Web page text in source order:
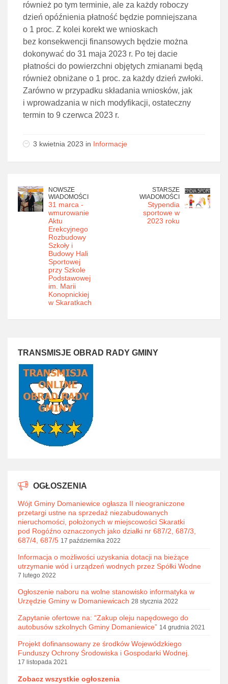
również po tym terminie, ale za każdy roboczy
dzień opóźnienia płatność będzie pomniejszana
o 1 proc. Z kolei korekt we wnioskach
bez konsekwencji finansowych będzie można
dokonywać do 31 maja 2023 r. Po tej dacie
płatności do powierzchni objętych zmianami będą
również obniżane o 1 proc. za każdy dzień zwłoki.
Zarówno w przypadku składania wniosków, jak
i wprowadzania w nich modyfikacji, ostateczny
termin to 9 czerwca 2023 r.
3 kwietnia 2023 in Informacje
NOWSZE
WIADOMOŚCI
31 marca -
wmurowanie
Aktu
Erekcyjnego
Rozbudowy
Szkoły i
Budowy Hali
Sportowej
przy Szkole
Podstawowej
im. Marii
Konopnickiej
w Skaratkach
STARSZE
WIADOMOŚCI
Stypendia
sportowe w
2023 roku
TRANSMISJE OBRAD RADY GMINY
OGŁOSZENIA
Wójt Gminy Domaniewice ogłasza II nieograniczone
przetargi ustne na sprzedaż niezabudowanych
nieruchomości, położonych w miejscowości Skaratki
pod Rogóźno oznaczonych jako działki nr 687/2, 687/3,
687/4, 687/5 17 października 2022
Informacja o możliwości uzyskania dotacji na bieżące
utrzymanie wód i urządzeń wodnych przez Spółki Wodne
7 lutego 2022
Ogłoszenie naboru na wolne stanowisko informatyka w
Urzędzie Gminy w Domaniewicach 28 stycznia 2022
Zapytanie ofertowe na: “Zakup oleju napędowego do
autobusów szkolnych Gminy Domaniewice” 14 grudnia 2021
Projekt dofinansowany ze środków Wojewódzkiego
Funduszy Ochrony Środowiska i Gospodarki Wodnej.
17 listopada 2021
Zobacz wszystkie ogłoszenia